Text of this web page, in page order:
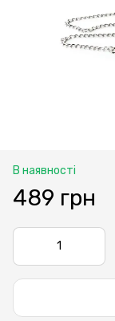
В наявності
489 грн